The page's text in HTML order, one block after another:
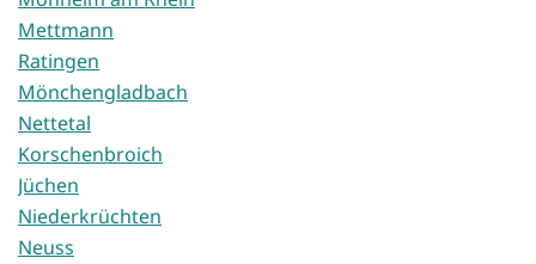
Mettmann
Ratingen
Mönchengladbach
Nettetal
Korschenbroich
Jüchen
Niederkrüchten
Neuss